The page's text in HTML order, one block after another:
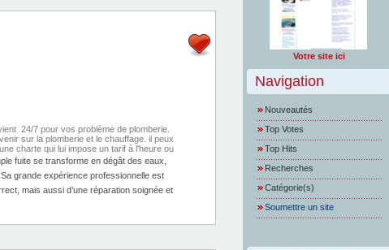
24/7 pour vos problème de plomberie.
sur la plomberie et le chauffage. il peux
charte qui lui impose un tarif à l'heure ou
fuite se transforme en dégât des eaux,
grande expérience professionnelle est
mais aussi d’une réparation soignée et
Votre site ici
Navigation
Nouveautés
Top Votes
Top Hits
Recherches
Catégorie(s)
Soumettre un site